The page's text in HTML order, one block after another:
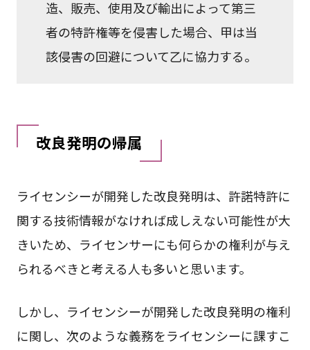
造、販売、使用及び輸出によって第三
者の特許権等を侵害した場合、甲は当
該侵害の回避について乙に協力する。
改良発明の帰属
ライセンシーが開発した改良発明は、許諾特許に
関する技術情報がなければ成しえない可能性が大
きいため、ライセンサーにも何らかの権利が与え
られるべきと考える人も多いと思います。
しかし、ライセンシーが開発した改良発明の権利
に関し、次のような義務をライセンシーに課すこ